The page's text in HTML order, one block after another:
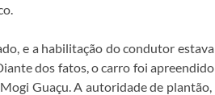
e a habilitação do condutor estava
dos fatos, o carro foi apreendido
Guaçu. A autoridade de plantão,